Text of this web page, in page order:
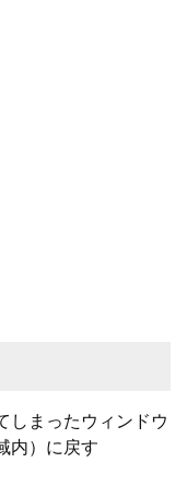
しまったウィンドウ
内）に戻す